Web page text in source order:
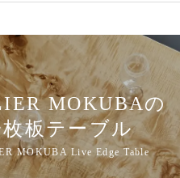
MOKUBAの
枚板テーブル